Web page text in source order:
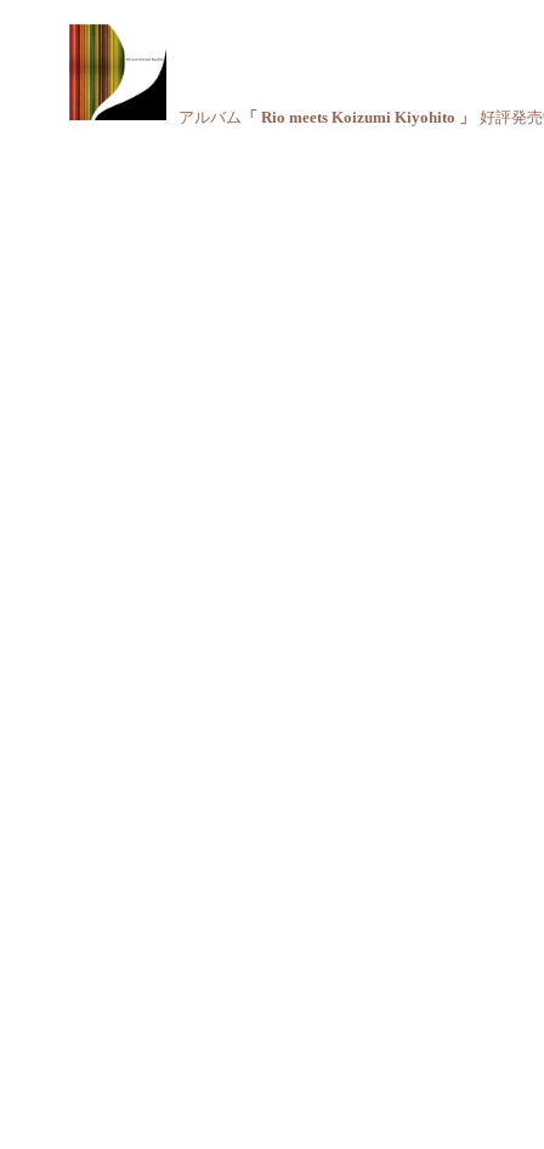
アルバム 「 Rio meets Koizumi Kiyohito 」 好評発